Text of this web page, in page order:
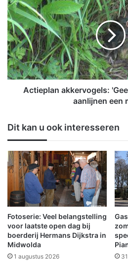
e
u
r
v
o
e
t
b
V
S
w
i
n
d
e
r
b
y
,
r
c
t
i
e
p
l
a
n
r
v
o
g
e
s
:
'
G
e
e
f
Actieplan akkervogels:
aanlijnen een
Dit kan u ook interesseren
Fotoserie: Veel belangstelling
voor laatste open dag bij
boerderij Hermans Dijkstra in
Midwolda
1 augustus 2026